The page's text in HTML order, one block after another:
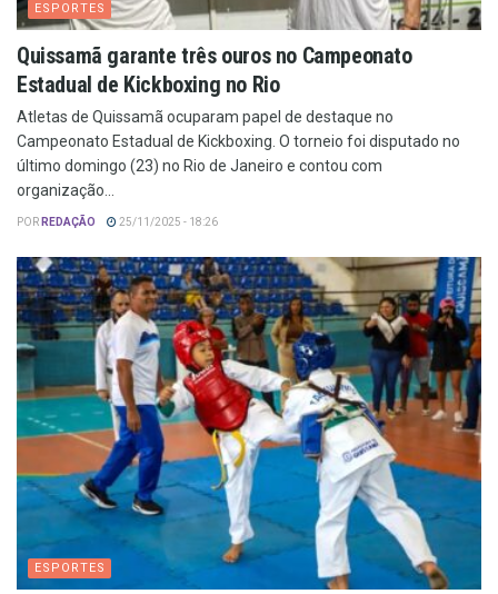
ESPORTES
Quissamã garante três ouros no Campeonato
Estadual de Kickboxing no Rio
Atletas de Quissamã ocuparam papel de destaque no
Campeonato Estadual de Kickboxing. O torneio foi disputado no
último domingo (23) no Rio de Janeiro e contou com
organização...
POR REDAÇÃO 25/11/2025 - 18:26
ESPORTES